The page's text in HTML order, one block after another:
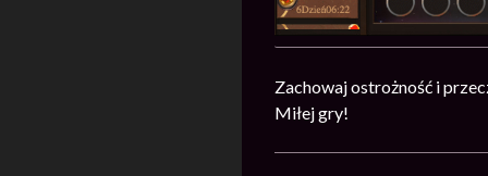
Zachowaj ostrożność i
Miłej gry!